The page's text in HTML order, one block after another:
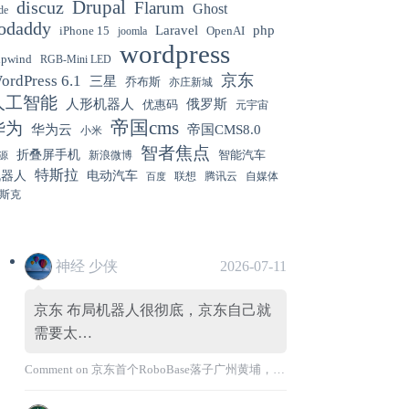
12:01
理能力”
12:01
美国解除 Anthropic Fable / Mythos 模型
出口限制
discuz Drupal Flarum Ghost
iPhone 15 joomla Laravel OpenAI php
RGB-Mini LED wordpress
6.1 三星 乔布斯 亦庄新城 京东
工智能 人形机器人 优惠码 俄罗斯 元宇宙
为 华为云 小米 帝国cms 帝国CMS8.0
折叠屏手机 新浪微博 智者焦点
智能汽车
人
特斯拉 电动汽车 百度 联想 腾讯云
自媒体
克
神经 少侠 2026-07-11
京东 布局机器人很彻底，京东自己就
需要太…
Comment on京东首个RoboBase落子广州黄埔，加码机器人产业基础设施布局